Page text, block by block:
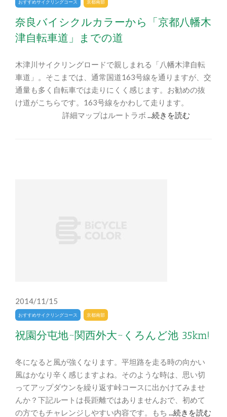
おすすめサイクリングコース 京都南部
奈良バイシクルカラーから「京都八幡木
津自転車道」までの道
木津川サイクリングロードで親しまれる「八幡木津自転
車道」。そこまでは、通常国道163号線を通りますが、交
通量も多く自転車では走りにくく感じます。お勧めの抜
け道がこちらです。163号線をかわして走ります。
詳細マップはルートラボ ...続きを読む
2014/11/15
おすすめサイクリングコース 京都南部
祝園分屯地~関西外大~くろんど池 35km!
冬になると風が強くなります。平坦路を走る時の向かい
風はかなり辛く感じますよね。そのような時は、思い切
ってアップダウンを繰り返す峠コースに出かけてみませ
んか？下記ルートは長距離ではありませんおで、初めて
の方でもチャレンジしやすい内容です。もち ...続きを読む